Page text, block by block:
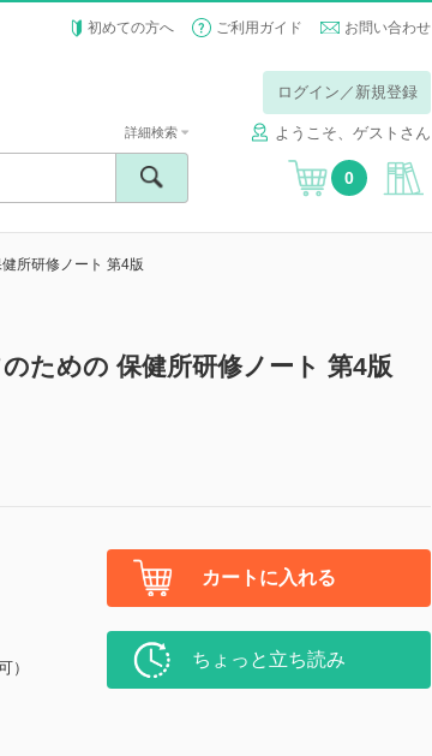
初めての方へ ご利用ガイド お問い合わせ
ログイン／新規登録
ようこそ、ゲストさん
詳細検索
0
所研修ノート 第4版
ための 保健所研修ノート 第4版
）
カートに入れる
ちょっと立ち読み